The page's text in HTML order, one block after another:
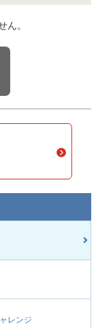
ん。
レンジ